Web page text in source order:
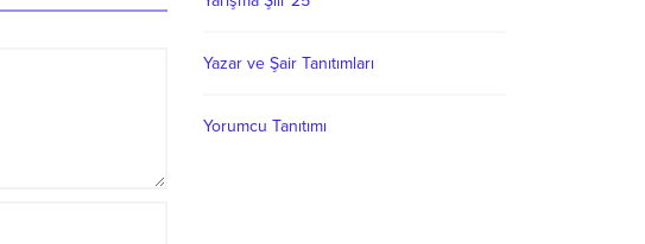
Yazar ve Şair Tanıtımları
Yorumcu Tanıtımı